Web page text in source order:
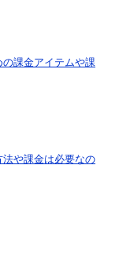
の課金アイテムや課
法や課金は必要なの